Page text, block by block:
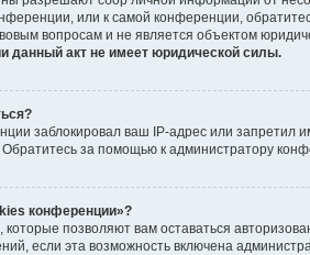
или к самой конференции,
вопросам и не является объектом
данный акт не имеет юридической силы.
заблокировал ваш IP-адрес или запретил
за помощью к администратору
конференции»?
позволяют вам оставаться
если эта возможность включена